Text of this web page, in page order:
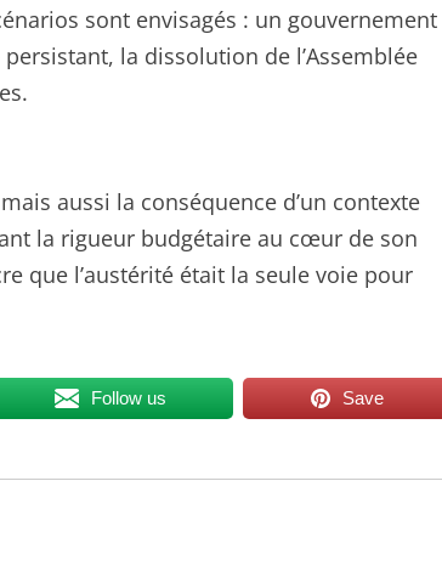
sont envisagés : un gouvernement
la dissolution de l’Assemblée
aussi la conséquence d’un contexte
la rigueur budgétaire au cœur de son
que l’austérité était la seule voie pour
Follow us Save